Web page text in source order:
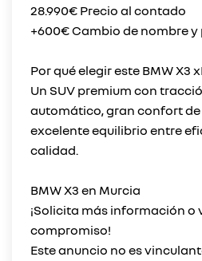
28.990€ Precio al contado
+600€ Cambio de nombre
Por qué elegir este BMW X3
Un SUV premium con
automático, gran confort
excelente equilibrio entre
calidad.
BMW X3 en Murcia
¡Solicita más información o
compromiso!
Este anuncio no es